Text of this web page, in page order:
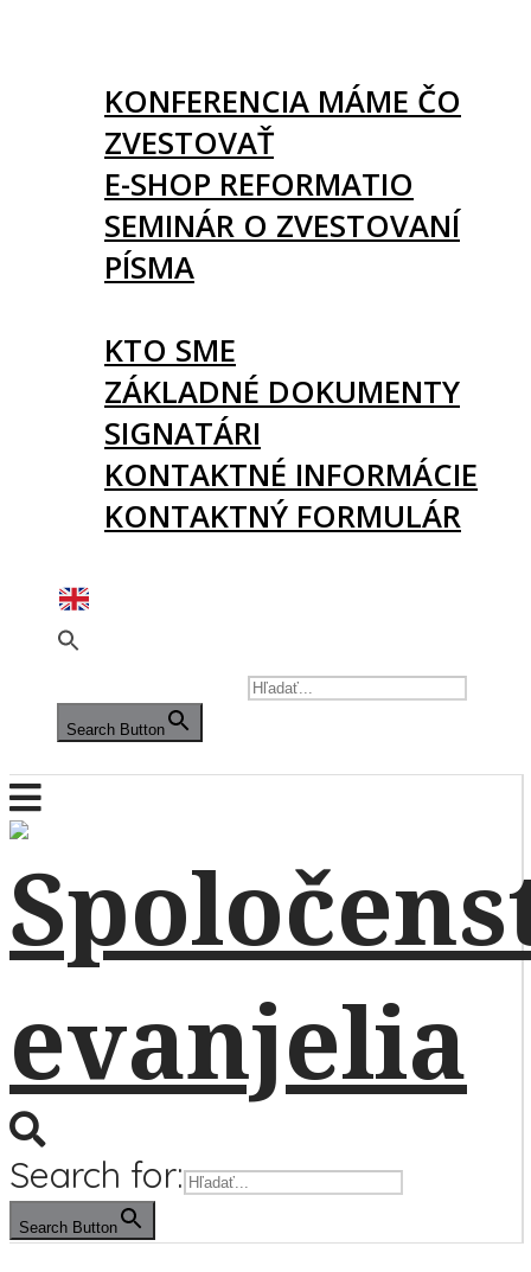
KONFERENCIA MÁME ČO
ZVESTOVAŤ
E-SHOP REFORMATIO
SEMINÁR O ZVESTOVANÍ
PÍSMA
KTO SME
ZÁKLADNÉ DOKUMENTY
SIGNATÁRI
KONTAKTNÉ INFORMÁCIE
KONTAKTNÝ FORMULÁR
Search Button
Search for:
Search Button